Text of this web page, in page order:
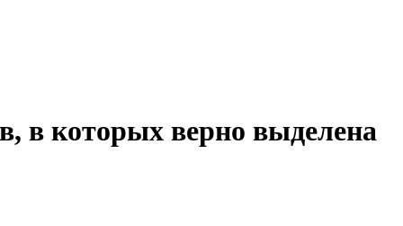
в которых верно выделена